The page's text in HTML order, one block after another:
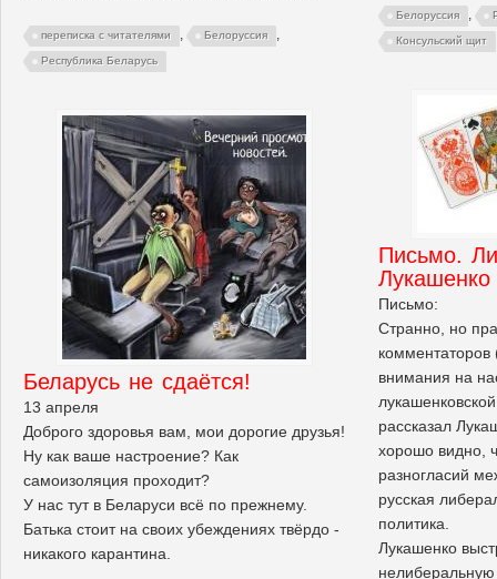
переписка с читателями , Белоруссия ,
Республика Беларусь
Белоруссия ,
Консульский щит
Письмо.
Лукашенко
Письмо:
Странно, но
внимания на
рассказал
хорошо видно,
разногласий
русская
политика.
Лукашенко
нелиберальную
Беларусь не сдаётся!
13 апреля
Доброго здоровья вам, мои дорогие друзья!
Ну как ваше настроение? Как
самоизоляция проходит?
У нас тут в Беларуси всё по прежнему.
Батька стоит на своих убеждениях твёрдо -
никакого карантина.